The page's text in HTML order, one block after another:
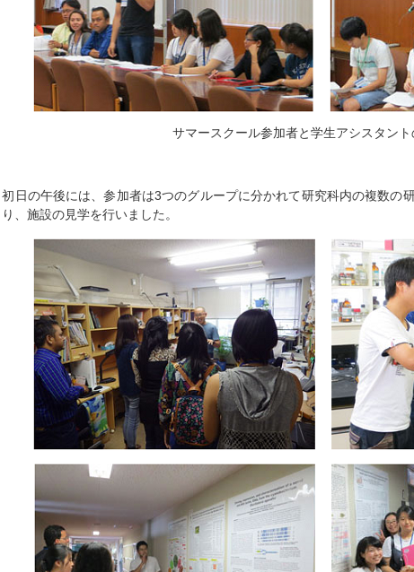
サマースクール参加者と学生アシスタン
初日の午後には、参加者は3つのグループに分かれて研究科内の複数の
り、施設の見学を行いました。